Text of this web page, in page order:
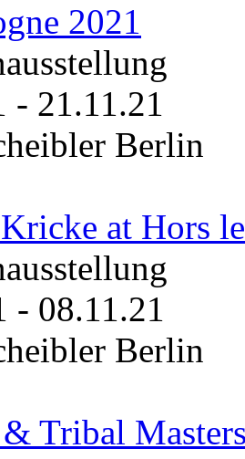
2021
- 21.11.21
Berlin
at Hors
- 08.11.21
Berlin
Tribal